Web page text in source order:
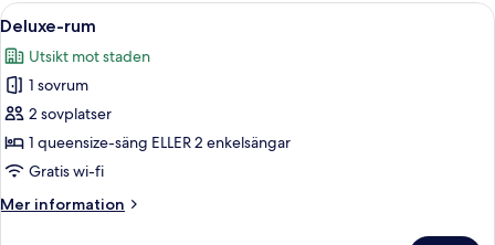
Öppna
alla
foton
för
Deluxe-
rum
Ett hotellrum med en stor säng, ett
1
Deluxe-rum
Utsikt mot staden
1 sovrum
2 sovplatser
1 queensize-säng ELLER 2 enkelsängar
Gratis wi-fi
Mer information
Mer